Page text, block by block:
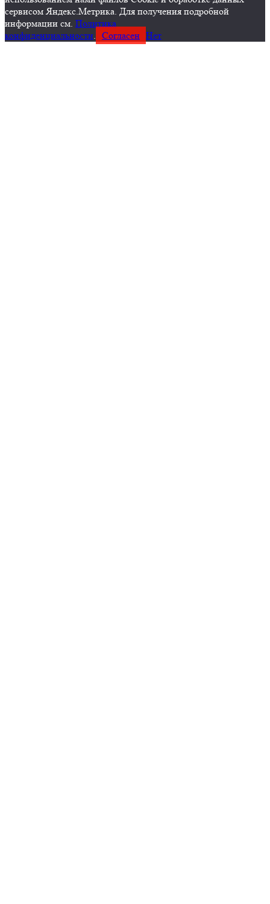
сервисом Яндекс.Метрика. Для получения подробной
информации см. Политика
конфиденциальности. Согласен Нет